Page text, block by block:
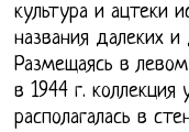
культура и ацтеки
названия далеких
Размещаясь в
в 1944 г.
располагалась в